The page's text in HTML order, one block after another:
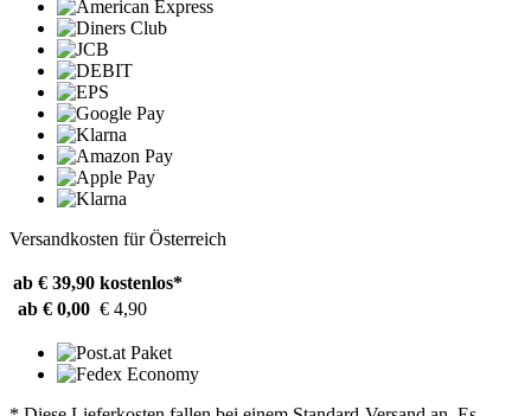
Versandkosten für Österreich
ab € 39,90 kostenlos*
ab € 0,00 € 4,90